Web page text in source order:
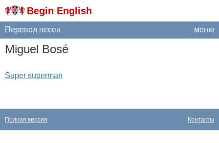
Begin English
меню
Перевод песен
Miguel Bosé
Super superman
Контакты
Полная версия